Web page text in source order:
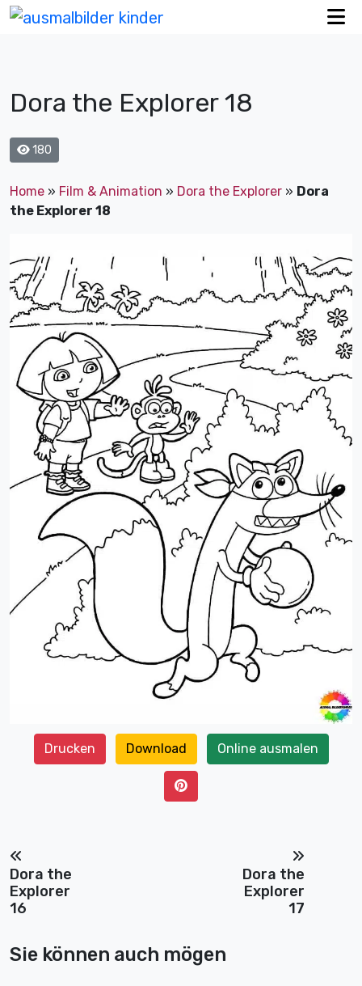
Dora the Explorer 18
180
Home » Film & Animation » Dora the Explorer » Dora
the Explorer 18
Drucken Download Online ausmalen
Dora the
Explorer
16
Dora the
Explorer
17
Sie können auch mögen